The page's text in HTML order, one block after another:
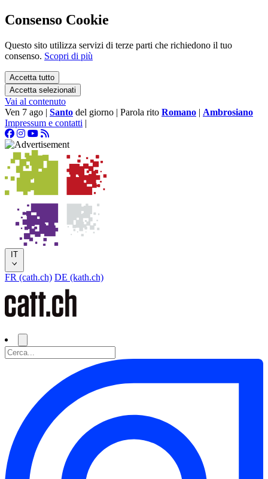
Consenso Cookie
Questo sito utilizza servizi di terze parti che richiedono il tuo
consenso. Scopri di più
Accetta tutto
Accetta selezionati
Vai al contenuto
Ven 7 ago | Santo del giorno | Parola rito Romano | Ambrosiano
Impressum e contatti |
IT
FR (cath.ch) DE (kath.ch)